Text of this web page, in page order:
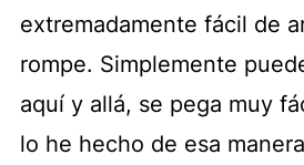
extremadamente fácil de
rompe. Simplemente
aquí y allá, se pega muy
lo he hecho de esa